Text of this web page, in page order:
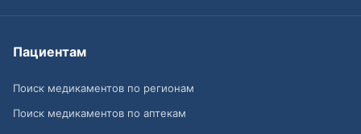
Пациентам
Поиск медикаментов по регионам
Поиск медикаментов по аптекам